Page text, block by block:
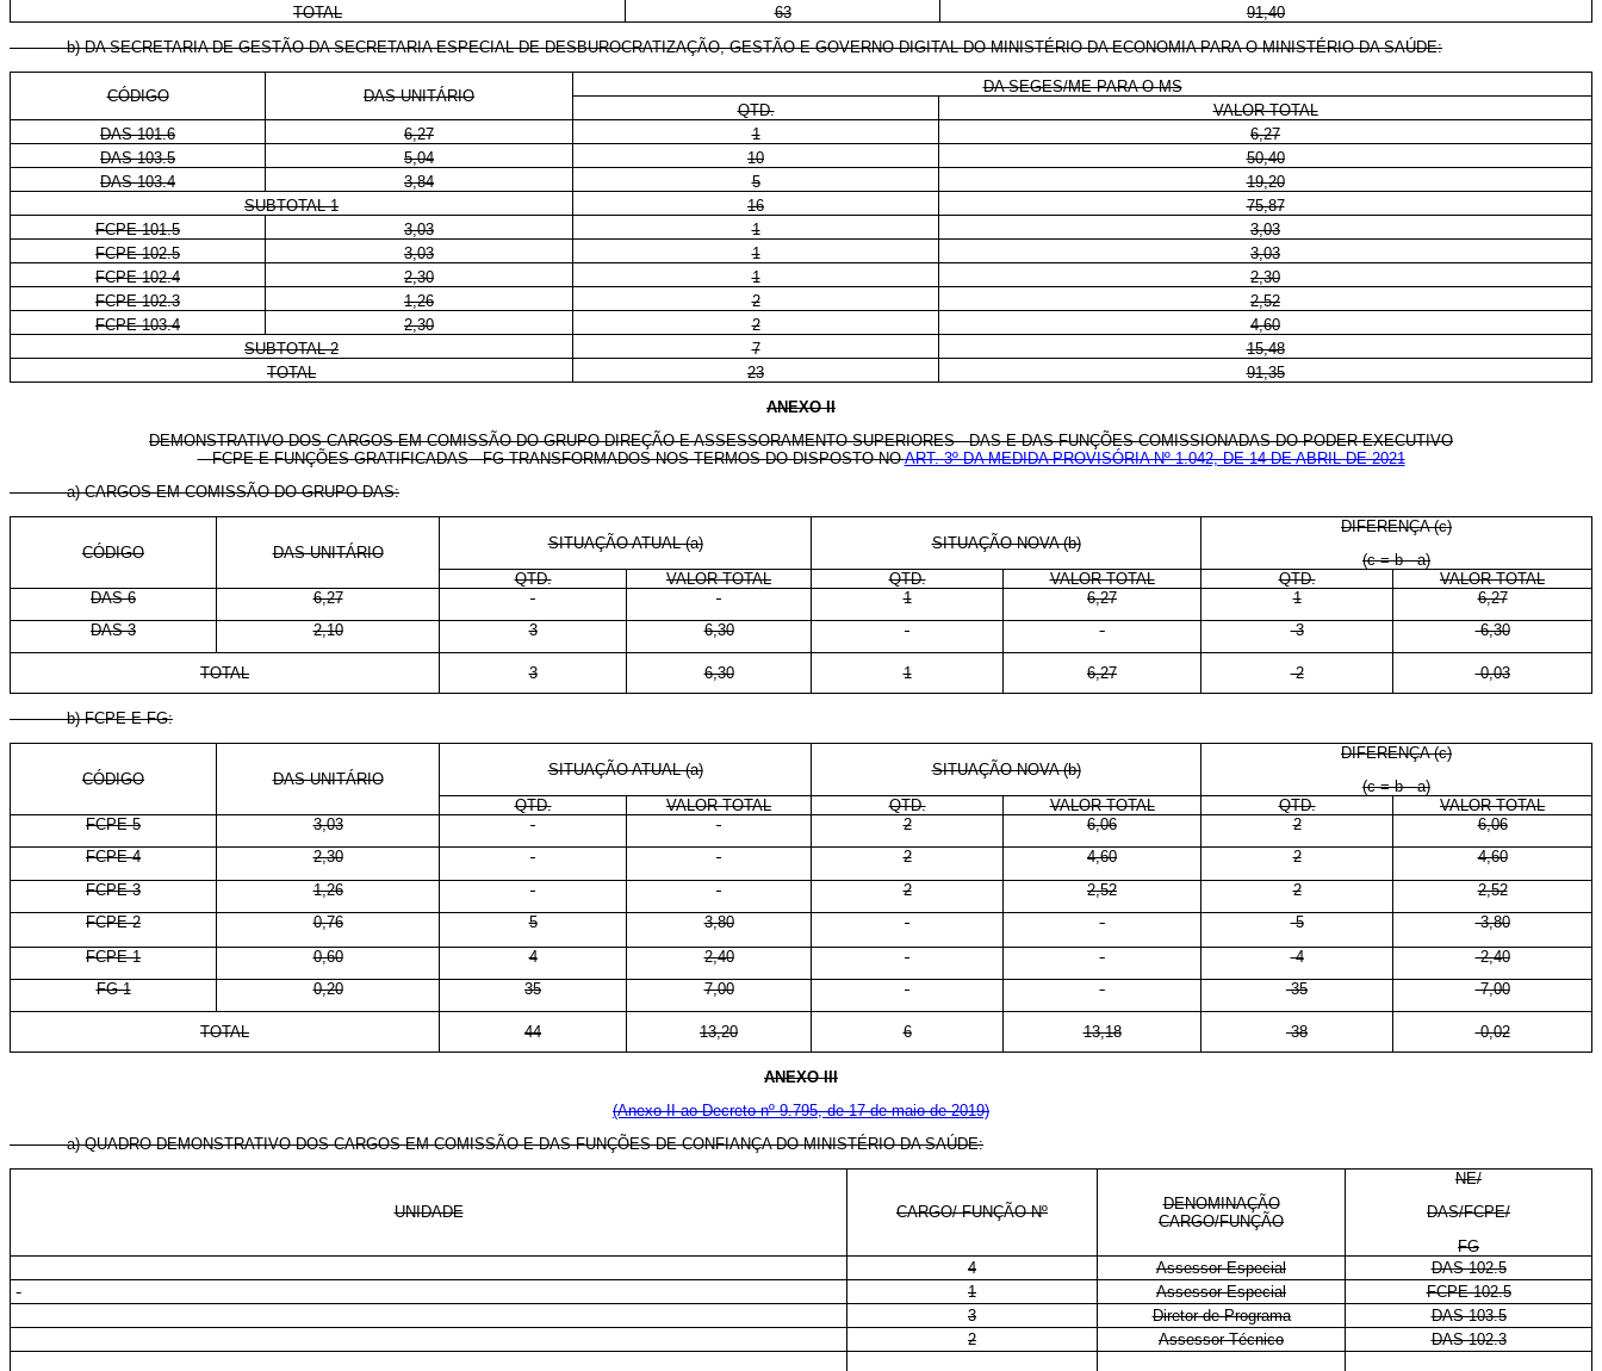
TOTAL
63
91,40
b) DA SECRETARIA DE GESTÃO DA SECRETARIA ESPECIAL DE DESBUROCRATIZAÇÃO, GESTÃO E GOVERNO DIGITAL DO MINISTÉRIO DA ECONOMIA PARA O MINISTÉRIO DA SAÚDE:
CÓDIGO DAS-UNITÁRIO
DA SEGES/ME PARA O MS
QTD.
VALOR TOTAL
DAS 101.6
6,27 1
6,27
DAS 103.5
5,04 10
50,40
DAS 103.4
3,84 5
19,20
SUBTOTAL 1
16
75,87
FCPE 101.5
3,03 1
3,03
FCPE 102.5
3,03 1
3,03
FCPE 102.4
2,30 1
2,30
FCPE 102.3
1,26 2
2,52
FCPE 103.4
2,30 2
4,60
SUBTOTAL 2
7
15,48
TOTAL
23
91,35
ANEXO II
DEMONSTRATIVO DOS CARGOS EM COMISSÃO DO GRUPO-DIREÇÃO E ASSESSORAMENTO SUPERIORES - DAS E DAS FUNÇÕES COMISSIONADAS DO PODER EXECUTIVO
- FCPE E FUNÇÕES GRATIFICADAS - FG TRANSFORMADOS NOS TERMOS DO DISPOSTO NOART. 3º DA MEDIDA PROVISÓRIA Nº 1.042, DE 14 DE ABRIL DE 2021
a) CARGOS EM COMISSÃO DO GRUPO-DAS:
CÓDIGO DAS-UNITÁRIO
SITUAÇÃO ATUAL (a) SITUAÇÃO NOVA (b)
DIFERENÇA (c)
(c = b - a)
QTD.
VALOR TOTAL QTD. VALOR TOTAL QTD.
VALOR TOTAL
DAS-6
6,27 - - 1 6,27 1
6,27
DAS-3
2,10 3 6,30 - - -3 -6,30
TOTAL 3 6,30 1 6,27 -2 -0,03
b) FCPE E FG:
CÓDIGO DAS-UNITÁRIO
SITUAÇÃO ATUAL (a) SITUAÇÃO NOVA (b)
DIFERENÇA (c)
(c = b - a)
QTD.
VALOR TOTAL QTD. VALOR TOTAL QTD.
VALOR TOTAL
FCPE-5
3,03 - - 2 6,06 2
6,06
FCPE-4
2,30 - - 2 4,60 2
4,60
FCPE-3
1,26 - - 2 2,52 2
2,52
FCPE-2
0,76 5 3,80 - - -5
-3,80
FCPE-1
0,60 4 2,40 - - -4
-2,40
FG-1
0,20 35 7,00 - - -35 -7,00
TOTAL 44 13,20 6 13,18 -38 -0,02
ANEXO III
(Anexo II ao Decreto nº 9.795, de 17 de maio de 2019)
a) QUADRO DEMONSTRATIVO DOS CARGOS EM COMISSÃO E DAS FUNÇÕES DE CONFIANÇA DO MINISTÉRIO DA SAÚDE:
UNIDADE CARGO/ FUNÇÃO Nº
DENOMINAÇÃO
CARGO/FUNÇÃO
NE/
DAS/FCPE/
FG
4
Assessor Especial
DAS 102.5
1
Assessor Especial
FCPE 102.5
3
Diretor de Programa
DAS 103.5
2
Assessor Técnico DAS 102.3